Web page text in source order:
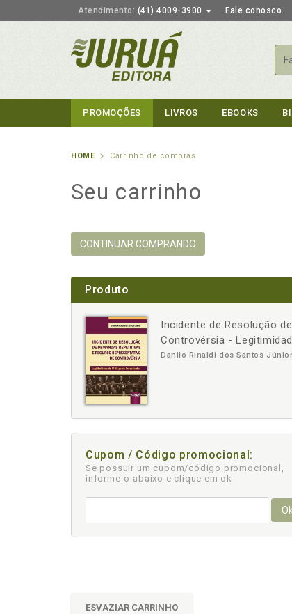
Atendimento: (41) 4009-3900 Fale conosco
PROMOÇÕES LIVROS EBOOKS
HOME Carrinho de compras
Seu carrinho
CONTINUAR COMPRANDO
Produto
Incidente de Resolução
Controvérsia -
Danilo Rinaldi dos Santos Júnior
-
Cupom / Código promocional:
Se possuir um cupom/código promocional,
informe-o abaixo e clique em ok
Ok
ESVAZIAR CARRINHO